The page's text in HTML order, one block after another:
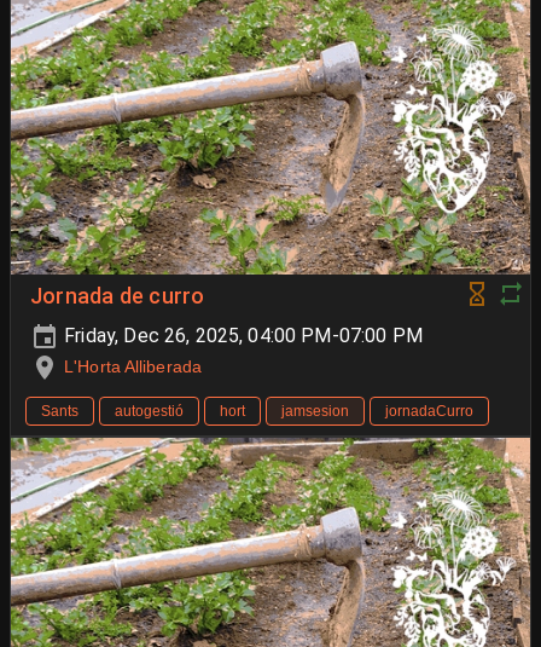
Jornada de curro
Friday, Dec 26, 2025, 04:00 PM-07:00 PM
L'Horta Alliberada
Sants autogestió hort jamsesion jornadaCurro